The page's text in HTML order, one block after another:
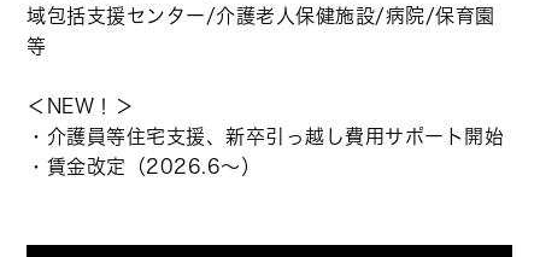
域包括支援センター/介護老人保健施設/病院/保育園
等
＜NEW！＞
・介護員等住宅支援、新卒引っ越し費用サポート開始
・賃金改定（2026.6～）